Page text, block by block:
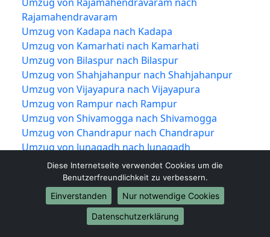
Rajamahendravaram
Umzug von Kadapa nach Kadapa
Umzug von Kamarhati nach Kamarhati
Umzug von Bilaspur nach Bilaspur
Umzug von Shahjahanpur nach Shahjahanpur
Umzug von Vijayapura nach Vijayapura
Umzug von Rampur nach Rampur
Umzug von Shivamogga nach Shivamogga
Umzug von Chandrapur nach Chandrapur
Umzug von Junagadh nach Junagadh
Umzug von Thrissur nach Thrissur
Umzug von Alwar nach Alwar
Umzug von Bardhaman nach Bardhaman
Umzug von Kulti nach Kulti
Umzug von Kakinada nach Kakinada
Diese Internetseite verwendet Cookies um die
Benutzerfreundlichkeit zu verbessern.
Einverstanden
Nur notwendige Cookies
Datenschutzerklärung